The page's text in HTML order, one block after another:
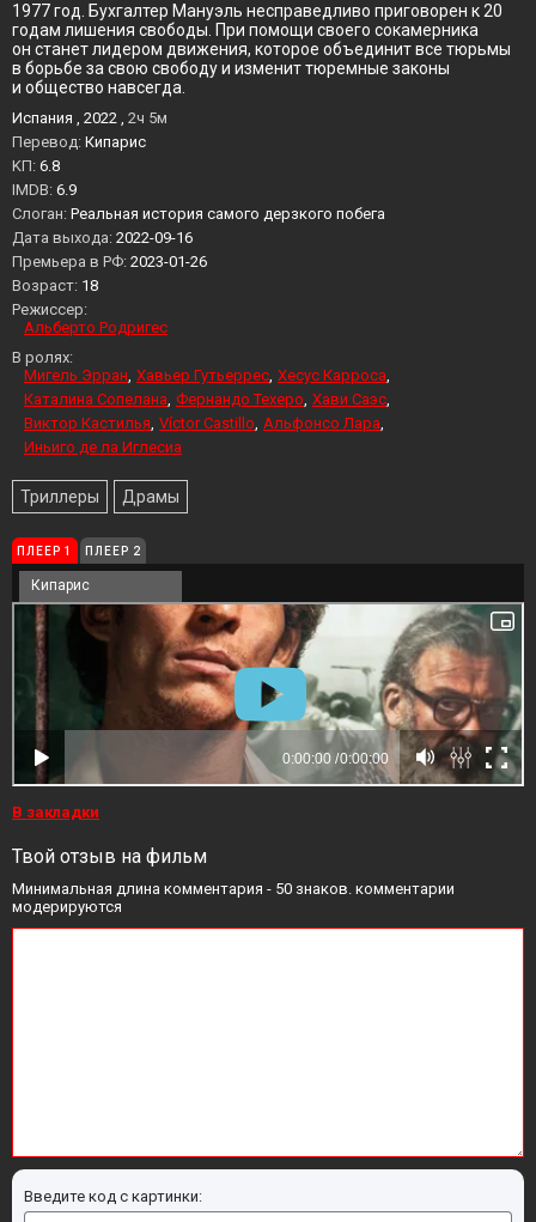
1977 год. Бухгалтер Мануэль несправедливо приговорен к 20
годам лишения свободы. При помощи своего сокамерника
он станет лидером движения, которое объединит все тюрьмы
в борьбе за свою свободу и изменит тюремные законы
и общество навсегда.
Испания , 2022 , 2ч 5м
Перевод: Кипарис
KП: 6.8
IMDB: 6.9
Слоган: Реальная история самого дерзкого побега
Дата выхода: 2022-09-16
Премьера в РФ: 2023-01-26
Возраст: 18
Режиссер:
Альберто Родригес
В ролях:
Мигель Эрран Хавьер Гутьеррес Хесус Карроса
Каталина Сопелана Фернандо Техеро Хави Саэс
Виктор Кастилья Víctor Castillo Альфонсо Лара
Иньиго де ла Иглесиа
Триллеры Драмы
ПЛЕЕР 1 ПЛЕЕР 2
Кипарис
В закладки
Твой отзыв на фильм
Минимальная длина комментария - 50 знаков. комментарии
модерируются
Введите код с картинки: